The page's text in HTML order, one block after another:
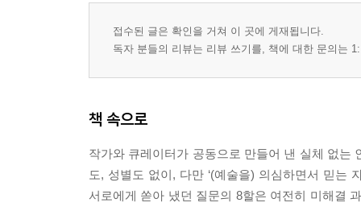
접수된 글은 확인을 거쳐 이 곳에 게재됩니다.
독자 분들의 리뷰는 리뷰 쓰기를, 책에 대한 문의는
책 속으로
작가와 큐레이터가 공동으로 만들어 낸 실체 없는
도, 성별도 없이, 다만 ‘(예술을) 의심하면서 믿는
서로에게 쏟아 냈던 질문의 8할은 여전히 미해결